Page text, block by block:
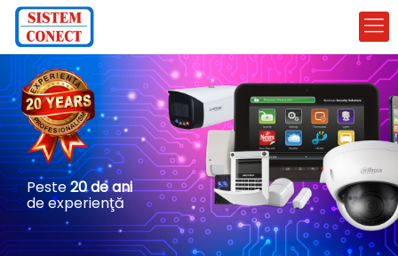
Peste20 de ani
de experienţă